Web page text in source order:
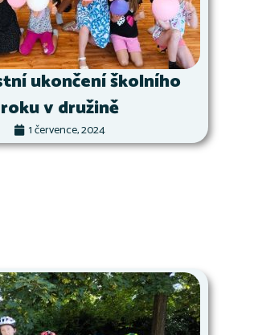
ukončení školního
roku v družině
1 července, 2024